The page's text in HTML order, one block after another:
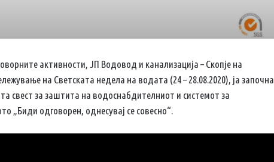
активности, ЈП Водовод и канализација – Скопје на
на Светската недела на водата (24 – 28.08.2020), ја започна
свест за заштита на водоснабдителниот и системот за
одговорен, однесувај се совесно“.